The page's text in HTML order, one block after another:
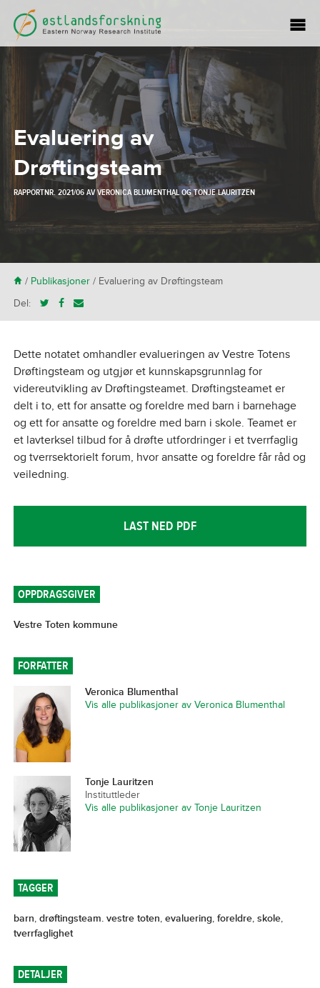
Evaluering av
Drøftingsteam
RAPPORTNR. 2021/06 AVVERONICA BLUMENTHALOGTONJE LAURITZEN
H/ Publikasjoner/ Evaluering av Drøftingsteam
Del:
Dette notatet omhandler evalueringen av Vestre Totens
Drøftingsteam og utgjør et kunnskapsgrunnlag for
videreutvikling av Drøftingsteamet. Drøftingsteamet er
delt i to, ett for ansatte og foreldre med barn i barnehage
og ett for ansatte og foreldre med barn i skole. Teamet er
et lavterksel tilbud for å drøfte utfordringer i et tverrfaglig
og tverrsektorielt forum, hvor ansatte og foreldre får råd og
veiledning.
LAST NED PDF
OPPDRAGSGIVER
Vestre Toten kommune
FORFATTER
Veronica Blumenthal
Vis alle publikasjoner av Veronica Blumenthal
Tonje Lauritzen
Instituttleder
Vis alle publikasjoner av Tonje Lauritzen
TAGGER
barn, drøftingsteam. vestre toten, evaluering, foreldre, skole,
tverrfaglighet
DETALJER